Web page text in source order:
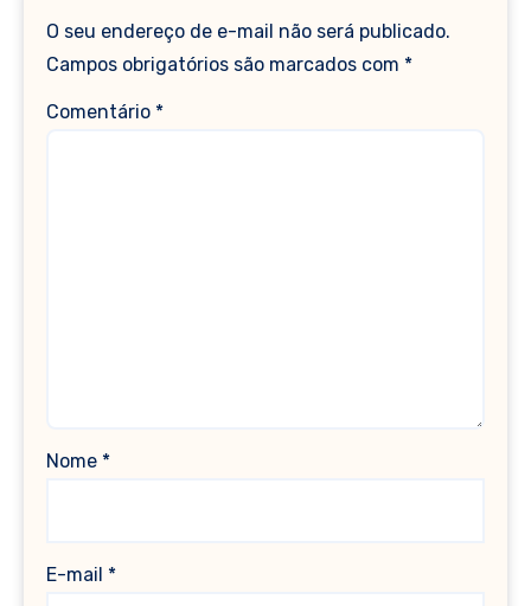
O seu endereço de e-mail não será publicado.
Campos obrigatórios são marcados com *
Comentário *
Nome *
E-mail *